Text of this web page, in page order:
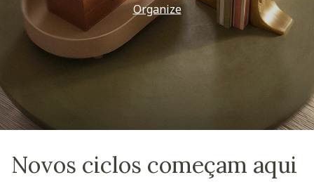
Organize
Novos ciclos começam aqui